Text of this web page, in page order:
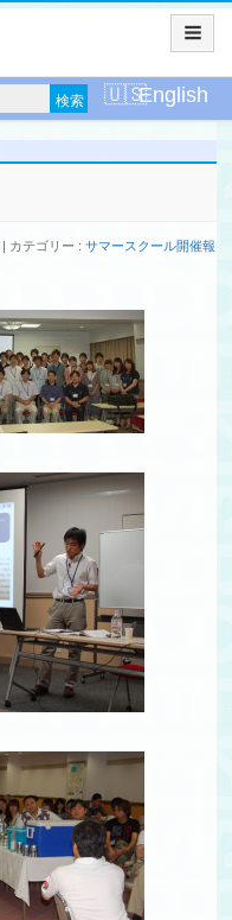
English
カテゴリー :サマースクール開催報